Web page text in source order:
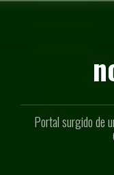
Portal surgido de